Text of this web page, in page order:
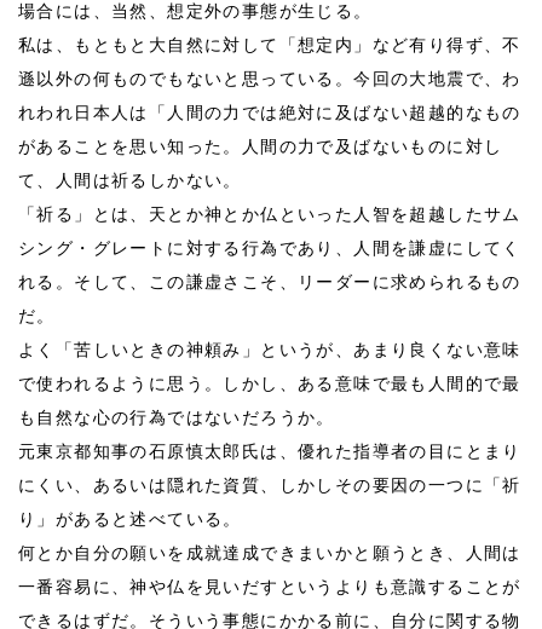
場合には、当然、想定外の事態が生じる。
私は、もともと大自然に対して「想定内」など有り得ず、不
遜以外の何ものでもないと思っている。今回の大地震で、わ
れわれ日本人は「人間の力では絶対に及ばない超越的なもの
があることを思い知った。人間の力で及ばないものに対し
て、人間は祈るしかない。
「祈る」とは、天とか神とか仏といった人智を超越したサム
シング・グレートに対する行為であり、人間を謙虚にしてく
れる。そして、この謙虚さこそ、リーダーに求められるもの
だ。
よく「苦しいときの神頼み」というが、あまり良くない意味
で使われるように思う。しかし、ある意味で最も人間的で最
も自然な心の行為ではないだろうか。
元東京都知事の石原慎太郎氏は、優れた指導者の目にとまり
にくい、あるいは隠れた資質、しかしその要因の一つに「祈
り」があると述べている。
何とか自分の願いを成就達成できまいかと願うとき、人間は
一番容易に、神や仏を見いだすというよりも意識することが
できるはずだ。そういう事態にかかる前に、自分に関する物